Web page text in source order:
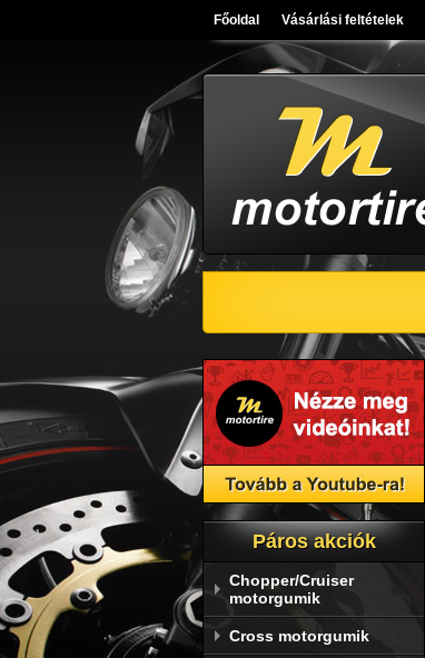
Főoldal Vásárlási feltételek
Páros akciók
Chopper/Cruiser
motorgumik
Cross motorgumik